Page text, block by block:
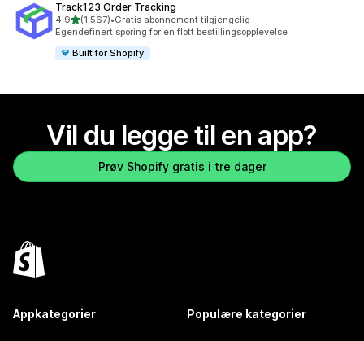
Track123 Order Tracking
4,9av 5 stjerner
(1 567)
Totalt 1567 omtaler
•Gratis abonnement tilgjengelig
Egendefinert sporing for en flott bestillingsopplevelse
Built for Shopify
Vil du legge til en app?
Prøv Shopify gratis i tre dager
Appkategorier Populære kategorier